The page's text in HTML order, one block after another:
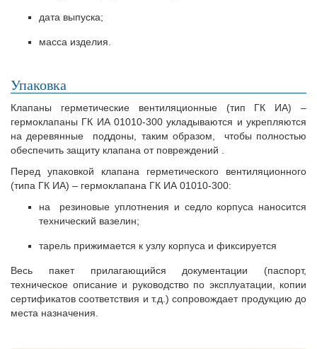
дата выпуска;
масса изделия.
Упаковка
Клапаны герметические вентиляционные (тип ГК ИА) –
гермоклапаны ГК ИА 01010-300 укладываются и укрепляются
на деревянные поддоны, таким образом, чтобы полностью
обеспечить защиту клапана от повреждений .
Перед упаковкой клапана герметического вентиляционного
(типа ГК ИА) – гермоклапана ГК ИА 01010-300:
на резиновые уплотнения и седло корпуса наносится
технический вазелин;
тарель прижимается к узлу корпуса и фиксируется
Весь пакет прилагающийся документации (паспорт,
техническое описание и руководство по эксплуатации, копии
сертификатов соответствия и т.д.) сопровождает продукцию до
места назначения.